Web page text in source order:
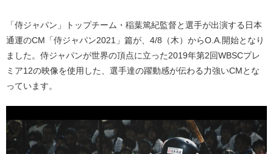
「侍ジャパン」トップチーム・稲葉篤紀監督と選手が出演する日本
通運のCM「侍ジャパン2021」篇が、4/8（木）からO.A.開始となり
ました。侍ジャパンが世界の頂点に立った2019年第2回WBSCプレ
ミア12の映像を使用した、選手達の躍動感が伝わる力強いCMとな
っています。